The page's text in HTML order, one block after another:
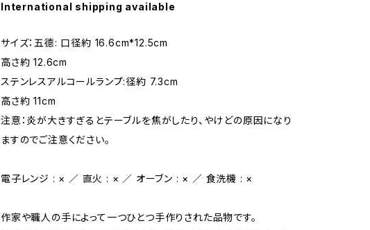
International shipping available
サイズ：五德: 口径約 16.6cm*12.5cm
高さ約 12.6cm
ステンレスアルコールランプ:径約 7.3cm
高さ約 11cm
注意：炎が大きすぎるとテーブルを焦がしたり、やけどの原因になり
ますのでご注意ください。
電子レンジ : × ／ 直火 : × ／ オーブン : × ／ 食洗機 : ×
作家や職人の手によって一つひとつ手作りされた品物です。